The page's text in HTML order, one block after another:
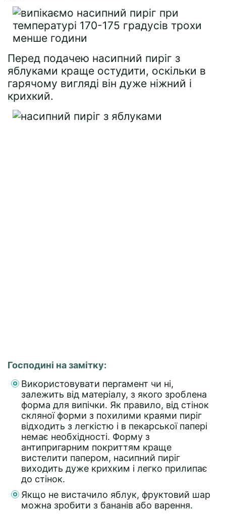
Перед подачею насипний пиріг з
яблуками краще остудити, оскільки в
гарячому вигляді він дуже ніжний і
крихкий.
Господині на замітку:
Використовувати пергамент чи ні,
залежить від матеріалу, з якого зроблена
форма для випічки. Як правило, від стінок
скляної форми з похилими краями пиріг
відходить з легкістю і в пекарської папері
немає необхідності. Форму з
антипригарним покриттям краще
вистелити папером, насипний пиріг
виходить дуже крихким і легко прилипає
до стінок.
Якщо не вистачило яблук, фруктовий шар
можна зробити з бананів або варення.